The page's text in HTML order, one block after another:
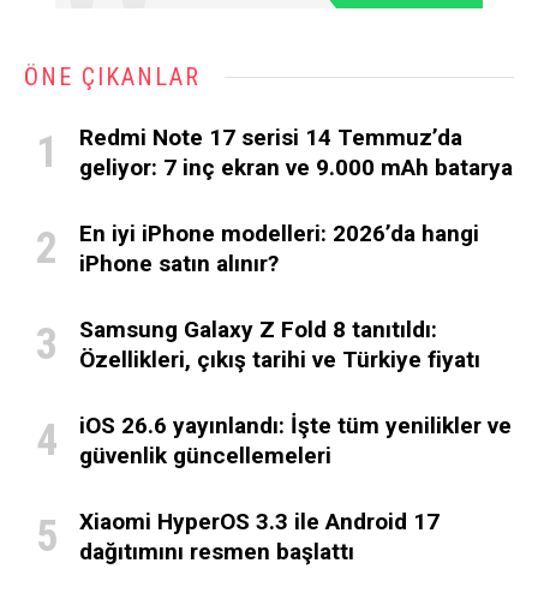
ÖNE ÇIKANLAR
Redmi Note 17 serisi 14 Temmuz’da
geliyor: 7 inç ekran ve 9.000 mAh batarya
En iyi iPhone modelleri: 2026’da hangi
iPhone satın alınır?
Samsung Galaxy Z Fold 8 tanıtıldı:
Özellikleri, çıkış tarihi ve Türkiye fiyatı
iOS 26.6 yayınlandı: İşte tüm yenilikler ve
güvenlik güncellemeleri
Xiaomi HyperOS 3.3 ile Android 17
dağıtımını resmen başlattı